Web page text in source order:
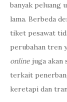
banyak peluang
lama. Berbeda
tiket pesawat
perubahan tren
online juga akan
terkait
keretapi dan